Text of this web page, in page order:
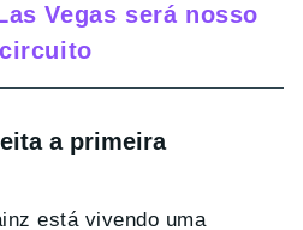
Vegas será nosso
a primeira
está vivendo uma